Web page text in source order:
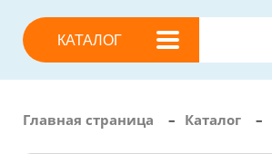
КАТАЛОГ
Главная страница – Каталог –